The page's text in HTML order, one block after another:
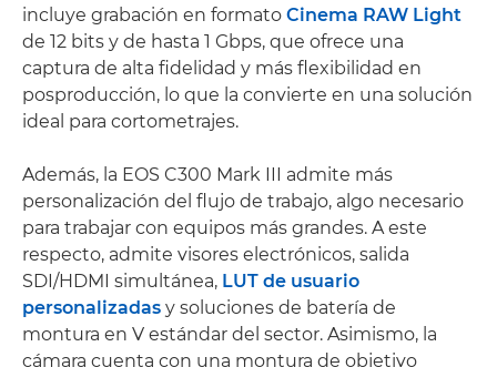
incluye grabación en formato Cinema RAW Light
de 12 bits y de hasta 1 Gbps, que ofrece una
captura de alta fidelidad y más flexibilidad en
posproducción, lo que la convierte en una solución
ideal para cortometrajes.
Además, la EOS C300 Mark III admite más
personalización del flujo de trabajo, algo necesario
para trabajar con equipos más grandes. A este
respecto, admite visores electrónicos, salida
SDI/HDMI simultánea, LUT de usuario
personalizadas y soluciones de batería de
montura en V estándar del sector. Asimismo, la
cámara cuenta con una montura de objetivo